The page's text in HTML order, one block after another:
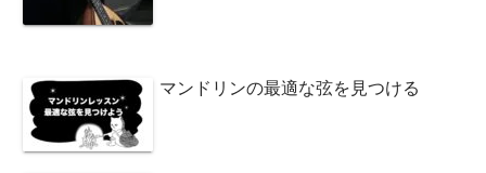
マンドリンの最適な弦を見つける